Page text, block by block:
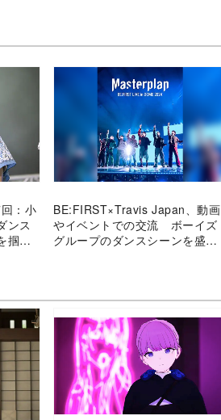
：小
ンス
掴む
BE:FIRST×Travis Japan、動画
やイベントでの交流 ボーイズ
グループのダンスシーンを盛り